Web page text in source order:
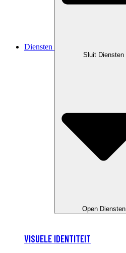
Diensten
Sluit Diensten
Open Diensten
VISUELE IDENTITEIT